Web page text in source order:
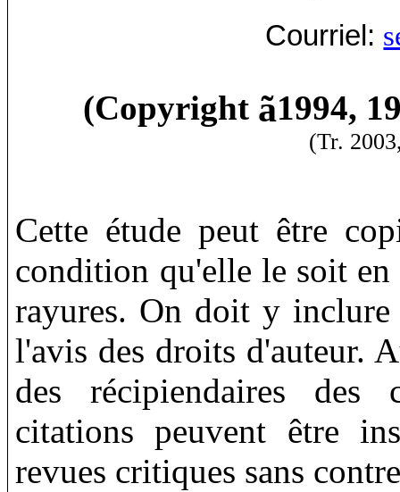
Courriel:
(Copyright ã1994,
(Tr.
Cette étude peut être
condition qu'elle le soit
rayures. On doit y inclure
l'avis des droits d'auteur.
des récipiendaires des
citations peuvent être
revues critiques sans